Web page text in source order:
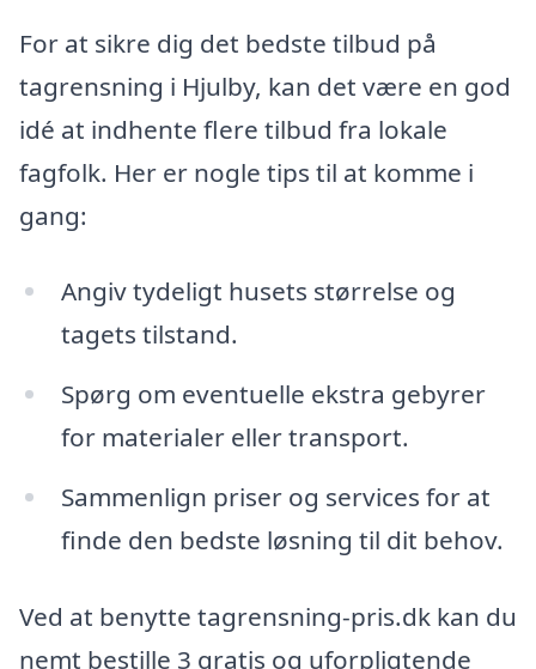
For at sikre dig det bedste tilbud på
tagrensning i Hjulby, kan det være en god
idé at indhente flere tilbud fra lokale
fagfolk. Her er nogle tips til at komme i
gang:
Angiv tydeligt husets størrelse og
tagets tilstand.
Spørg om eventuelle ekstra gebyrer
for materialer eller transport.
Sammenlign priser og services for at
finde den bedste løsning til dit behov.
Ved at benytte tagrensning-pris.dk kan du
nemt bestille 3 gratis og uforpligtende